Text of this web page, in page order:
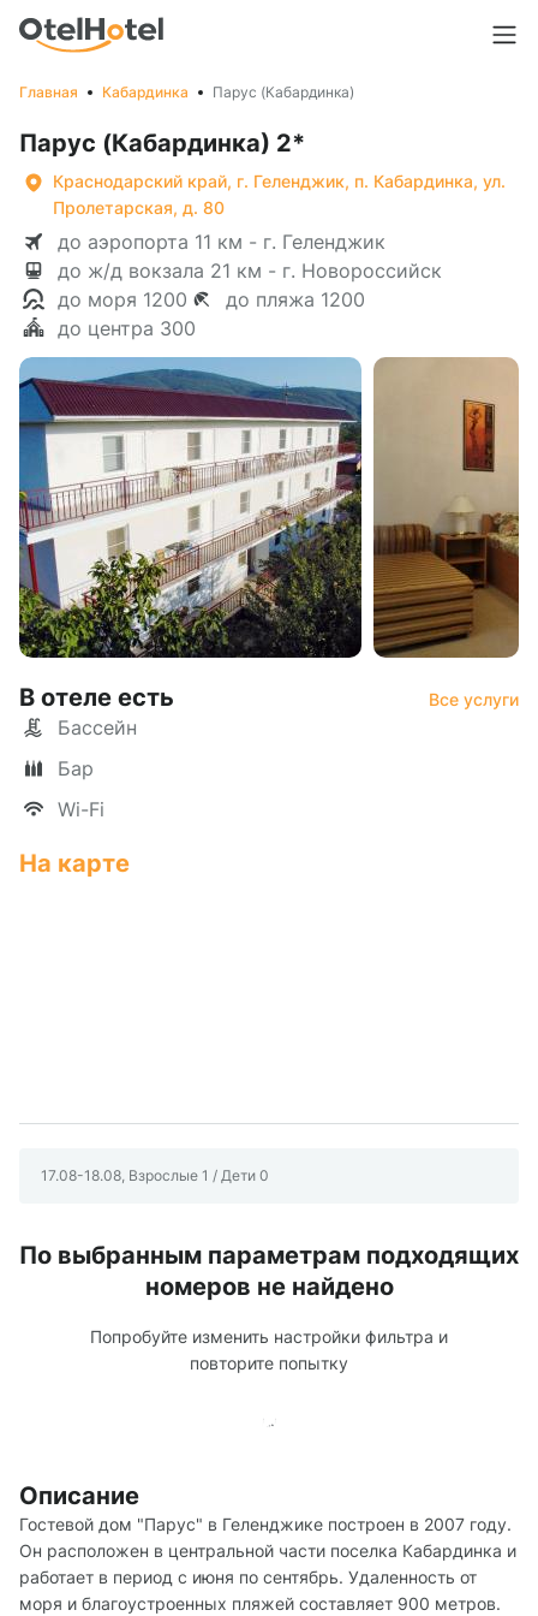
Главная Кабардинка Парус (Кабардинка)
Парус (Кабардинка) 2*
Краснодарский край, г. Геленджик, п. Кабардинка, ул.
Пролетарская, д. 80
до аэропорта 11 км - г. Геленджик
до ж/д вокзала 21 км - г. Новороссийск
до моря 1200
до пляжа 1200
до центра 300
В отеле есть Все услуги
Бассейн
Бар
Wi-Fi
На карте
17.08-18.08, Взрослые 1 / Дети 0
По выбранным параметрам подходящих
номеров не найдено
Попробуйте изменить настройки фильтра и
повторите попытку
Описание
Гостевой дом "Парус" в Геленджике построен в 2007 году.
Он расположен в центральной части поселка Кабардинка и
работает в период с июня по сентябрь. Удаленность от
моря и благоустроенных пляжей составляет 900 метров.